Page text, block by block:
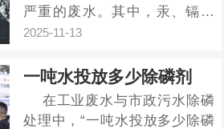
严重的废水。其中，汞、镉、
铅、铬、砷等多种重金属离子是
验收的“重灾区”。传统处理方法
往往束手无策，难以稳定达标。
如何破解这一难题？ &nbs...
2025-11-13
一吨水投放多少除磷剂
在工业废水与市政污水除磷
处理中，“一吨水投放多少除磷